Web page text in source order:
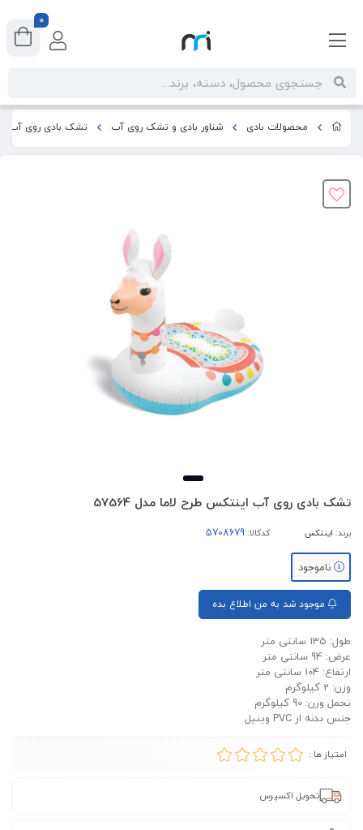
محصولات بادی شناور بادی و تشک روی آب تشک بادی روی آب
تشک بادی روی آب اینتکس طرح لاما مدل 57564
برند: اینتکس کدکالا:
ناموجود
موجود شد به من اطلاع بده
طول: 135 سانتی متر
عرض: 94 سانتی متر
ارتفاع: 104 سانتی متر
وزن: 2 کیلوگرم
تحمل وزن: 90 کیلوگرم
جنس بدنه از PVC وینیل
امتیاز ها :
تحویل اکسپرس
0
اپلیکیشن مستر اینتکس را نصب کنید
را باز کنید.